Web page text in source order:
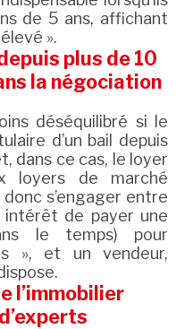
de 5 ans, affichant
».
plus de 10
la négociation
déséquilibré si le
d’un bail depuis
dans ce cas, le loyer
loyers de marché
s’engager entre
intérêt de payer une
le temps) pour
», et un vendeur,
l’immobilier